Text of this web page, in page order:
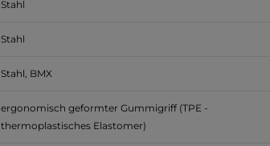
Stahl
Stahl
Stahl , BMX
ergonomisch geformter Gummigriff (TPE -
thermoplastisches Elastomer)